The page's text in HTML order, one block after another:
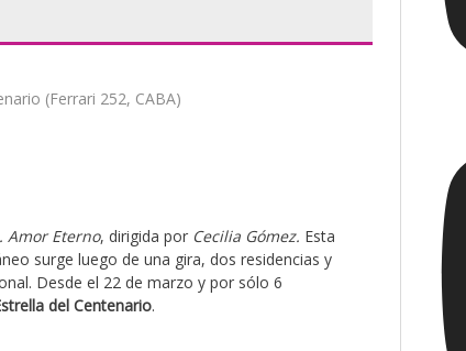
(Ferrari 252, CABA)
Amor Eterno, dirigida por Cecilia Gómez. Esta
surge luego de una gira, dos residencias y
Desde el 22 de marzo y por sólo 6
del Centenario.